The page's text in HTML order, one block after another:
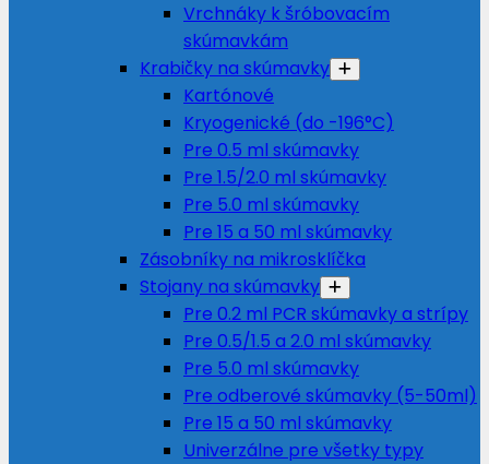
Vrchnáky k šróbovacím
skúmavkám
Krabičky na skúmavky
Kartónové
Kryogenické (do -196°C)
Pre 0.5 ml skúmavky
Pre 1.5/2.0 ml skúmavky
Pre 5.0 ml skúmavky
Pre 15 a 50 ml skúmavky
Zásobníky na mikrosklíčka
Stojany na skúmavky
Pre 0.2 ml PCR skúmavky a strípy
Pre 0.5/1.5 a 2.0 ml skúmavky
Pre 5.0 ml skúmavky
Pre odberové skúmavky (5-50ml)
Pre 15 a 50 ml skúmavky
Univerzálne pre všetky typy